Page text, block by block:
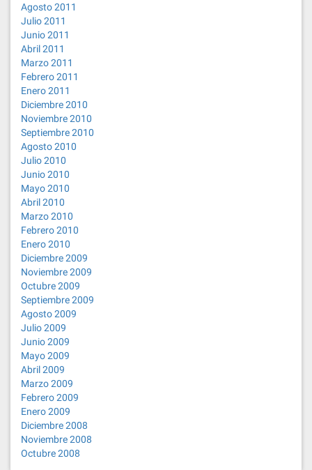
Agosto 2011
Julio 2011
Junio 2011
Abril 2011
Marzo 2011
Febrero 2011
Enero 2011
Diciembre 2010
Noviembre 2010
Septiembre 2010
Agosto 2010
Julio 2010
Junio 2010
Mayo 2010
Abril 2010
Marzo 2010
Febrero 2010
Enero 2010
Diciembre 2009
Noviembre 2009
Octubre 2009
Septiembre 2009
Agosto 2009
Julio 2009
Junio 2009
Mayo 2009
Abril 2009
Marzo 2009
Febrero 2009
Enero 2009
Diciembre 2008
Noviembre 2008
Octubre 2008